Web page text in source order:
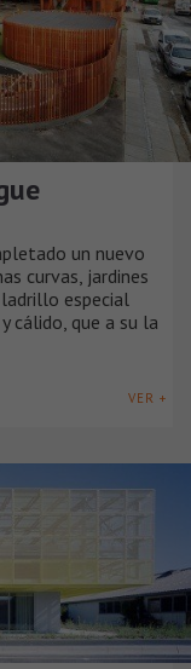
un nuevo
curvas, jardines
especial
cálido, que a su la
VER +